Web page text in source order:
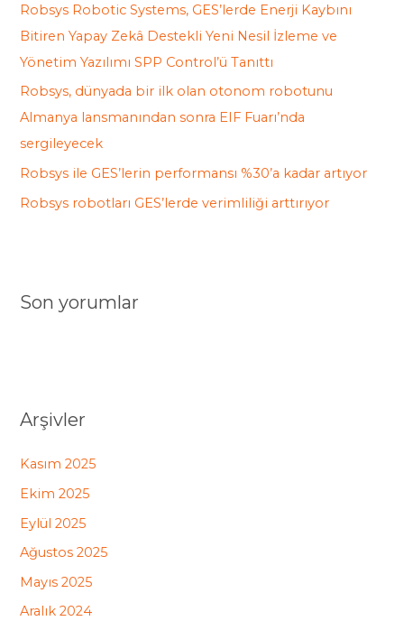
r
:
Robsys Robotic Systems, GES’lerde Enerji Kaybını
Bitiren Yapay Zekâ Destekli Yeni Nesil İzleme ve
Yönetim Yazılımı SPP Control’ü Tanıttı
Robsys, dünyada bir ilk olan otonom robotunu
Almanya lansmanından sonra EIF Fuarı’nda
sergileyecek
Robsys ile GES’lerin performansı %30’a kadar artıyor
Robsys robotları GES’lerde verimliliği arttırıyor
Son yorumlar
Arşivler
Kasım 2025
Ekim 2025
Eylül 2025
Ağustos 2025
Mayıs 2025
Aralık 2024